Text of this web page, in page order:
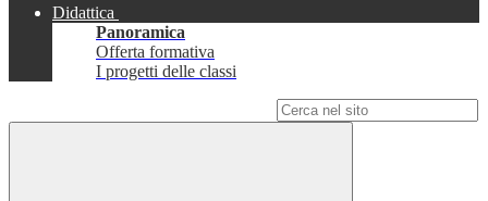
Didattica
Panoramica
Offerta formativa
I progetti delle classi